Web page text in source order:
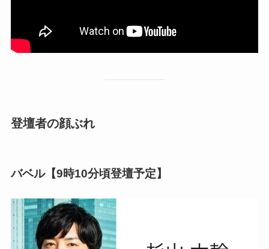
登壇者の顔ぶれ
バベル【9時10分頃登壇予定】